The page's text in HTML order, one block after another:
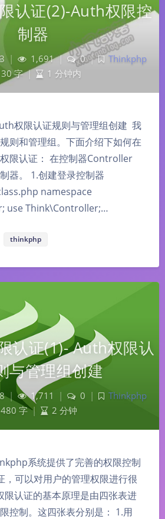
认证(2)-Auth权限控
制器
| 1,691 | 0 |
Thinkphp
字 | 1 分钟内
权限认证规则与管理组创建 我
则和管理组。下面介绍下如何在
限认证： 在控制器Controller
器。 1.创建登录控制器
namespace
use Think\Controller;…
thinkphp
认证(1)- Auth权限认
与管理组创建
| 1,711 | 0 |
Thinkphp
480 字 | 2 分钟
系统提供了完善的权限控制
，可以对用户的管理权限进行很
认证的基本原理是由四张表进
控制。这四张表分别是： 1.用